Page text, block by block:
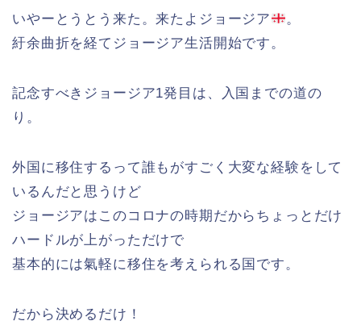
いやーとうとう来た。来たよジョージア
。
紆余曲折を経てジョージア生活開始です。
記念すべきジョージア1発目は、入国までの道の
り。
外国に移住するって誰もがすごく大変な経験をして
いるんだと思うけど
ジョージアはこのコロナの時期だからちょっとだけ
ハードルが上がっただけで
基本的には氣軽に移住を考えられる国です。
だから決めるだけ！